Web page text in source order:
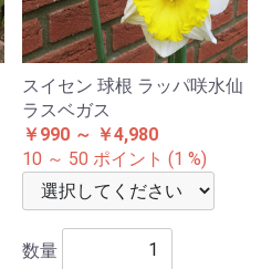
スイセン 球根 ラッパ咲水仙
ラスベガス
￥990 ～ ￥4,980
10 ～ 50 ポイント (1 %)
数量